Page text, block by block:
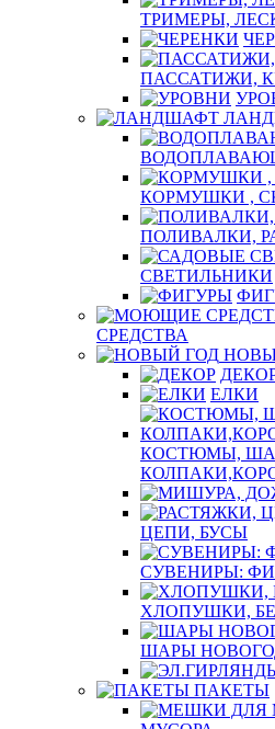
ТРИМЕРЫ,
ПАССАТИЖИ,
КОРМУШКИ ,
ПОЛИВАЛКИ,
СВЕТИЛЬНИКИ
СРЕДСТВА
ЕЛКИ
КОСТЮМЫ,
ЦЕПИ, БУСЫ
СУВЕНИРЫ:
ХЛОПУШКИ,
ШАРЫ
ПАКЕТЫ